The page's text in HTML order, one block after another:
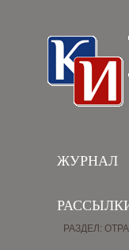
ЖУРНАЛ
РАЗДЕЛ: